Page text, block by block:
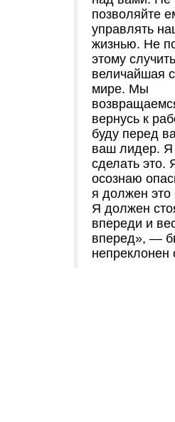
позволяйте
управлять
жизнью. Не
этому
величайшая
мире. Мы
вернусь к
буду перед
ваш лидер.
сделать это.
осознаю
я должен это
Я должен
впереди и
вперед», —
непреклонен